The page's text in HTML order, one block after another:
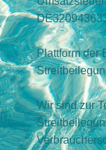
Plattform der
Wir sind zur